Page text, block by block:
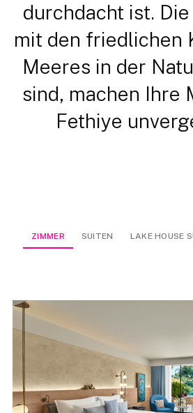
durchdacht ist.
mit den friedlichen
Meeres in der
sind, machen Ihre
Fethiye
ZIMMER SUITEN LAKE HOUSE